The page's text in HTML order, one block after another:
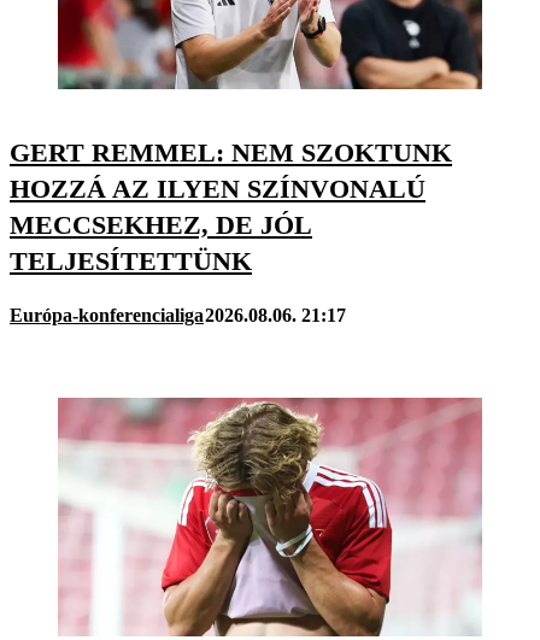
GERT REMMEL: NEM SZOKTUNK
HOZZÁ AZ ILYEN SZÍNVONALÚ
MECCSEKHEZ, DE JÓL
TELJESÍTETTÜNK
Európa-konferencialiga2026.08.06. 21:17